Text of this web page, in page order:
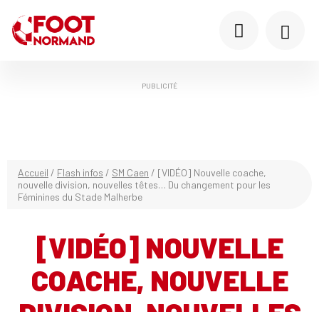
PUBLICITÉ
Accueil / Flash infos / SM Caen / [VIDÉO] Nouvelle coache,
nouvelle division, nouvelles têtes… Du changement pour les
Féminines du Stade Malherbe
[VIDÉO] NOUVELLE
COACHE, NOUVELLE